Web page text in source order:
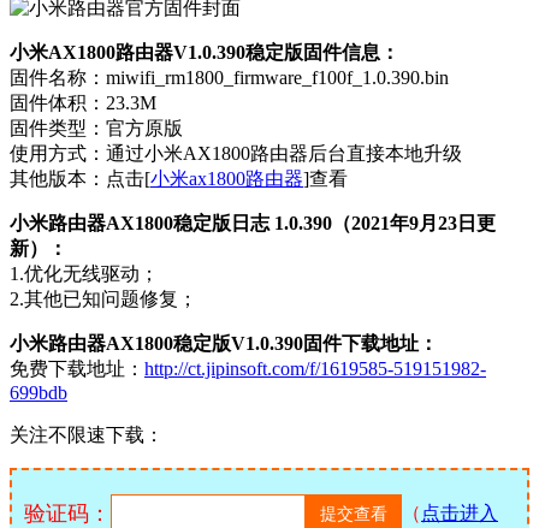
小米AX1800路由器V1.0.390稳定版固件信息：
固件名称：miwifi_rm1800_firmware_f100f_1.0.390.bin
固件体积：23.3M
固件类型：官方原版
使用方式：通过小米AX1800路由器后台直接本地升级
其他版本：点击[小米ax1800路由器]查看
小米路由器AX1800稳定版日志 1.0.390（2021年9月23日更
新）：
1.优化无线驱动；
2.其他已知问题修复；
小米路由器AX1800稳定版V1.0.390固件下载地址：
免费下载地址： http://ct.jipinsoft.com/f/1619585-519151982-
699bdb
关注不限速下载：
验证码： （ 点击进入